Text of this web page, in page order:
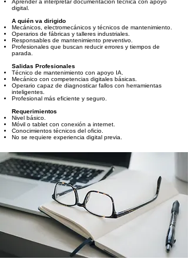
Aprender a interpretar documentación técnica con apoyo
digital.
A quién va dirigido
Mecánicos, electromecánicos y técnicos de mantenimiento.
Operarios de fábricas y talleres industriales.
Responsables de mantenimiento preventivo.
Profesionales que buscan reducir errores y tiempos de
parada.
Salidas Profesionales
Técnico de mantenimiento con apoyo IA.
Mecánico con competencias digitales básicas.
Operario capaz de diagnosticar fallos con herramientas
inteligentes.
Profesional más eficiente y seguro.
Requerimientos
Nivel básico.
Móvil o tablet con conexión a internet.
Conocimientos técnicos del oficio.
No se requiere experiencia digital previa.